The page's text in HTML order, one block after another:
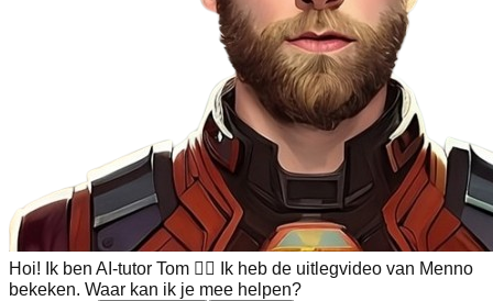
Hoi! Ik ben AI-tutor Tom 🙋‍♂️ Ik heb de uitlegvideo van Menno
bekeken. Waar kan ik je mee helpen?